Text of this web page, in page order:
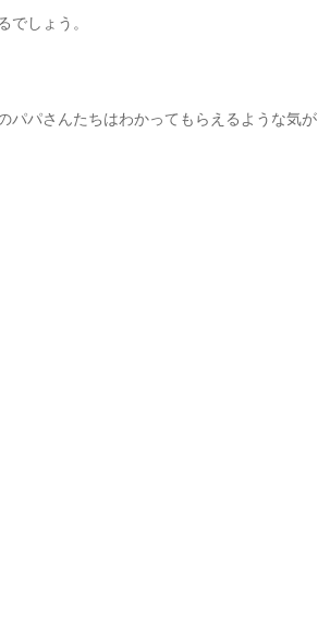
でしょう。
パパさんたちはわかってもらえるような気が